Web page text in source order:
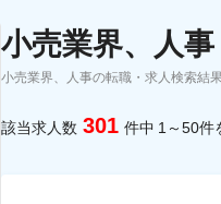
スカウトサービス
小売業界、人
小売業界、人事の転職・求人検索結
該当求人数 301 件中 1～50件